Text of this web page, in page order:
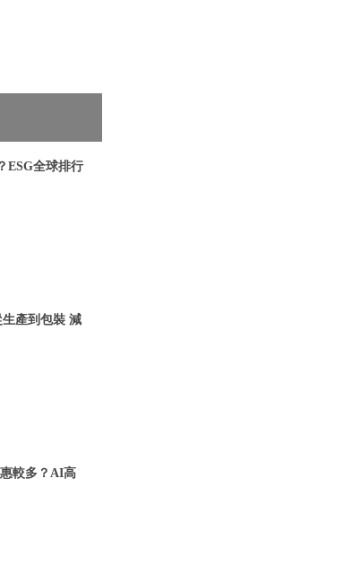
ESG全球排行
生產到包裝 減
較多？AI高